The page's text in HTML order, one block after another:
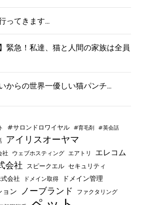
ってきます…
緊急！私達、猫と人間の家族は全員
からの世界一優しい猫パンチ…
#サロンドロワイヤル #育毛剤 #英会話
アイリスオーヤマ
社 ウェブホスティング エアトリ エレコム
会社 スピークエル セキュリティ
会社 ドメイン取得 ドメイン管理
ョン ノーブランド ファクタリング